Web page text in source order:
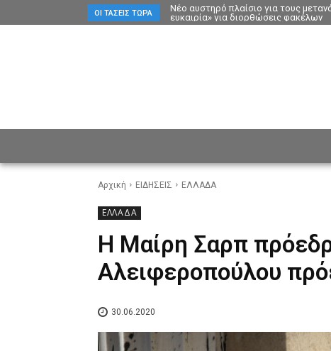
ΟΙ ΤΆΣΕΙΣ ΤΏΡΑ
Νέο αυστηρό πλαίσιο για τους
ευκαιρία» για διορθώσεις φακέλων
Αρχική ΕΙΔΗΣΕΙΣ ΕΛΛΑΔΑ
ΕΛΛΑΔΑ
Η Μαίρη Σαρπ
Αλειφεροπούλου
30.06.2020